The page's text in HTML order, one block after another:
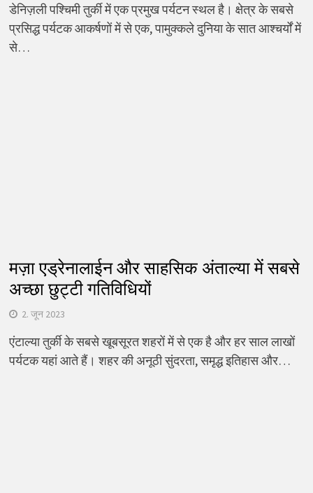
डेनिज़ली पश्चिमी तुर्की में एक प्रमुख पर्यटन स्थल है। क्षेत्र के सबसे
प्रसिद्ध पर्यटक आकर्षणों में से एक, पामुक्कले दुनिया के सात आश्चर्यों में
से…
मज़ा एड्रेनालाईन और साहसिक अंताल्या में सबसे
अच्छा छुट्टी गतिविधियों
2. जून 2023
एंटाल्या तुर्की के सबसे खूबसूरत शहरों में से एक है और हर साल लाखों
पर्यटक यहां आते हैं। शहर की अनूठी सुंदरता, समृद्ध इतिहास और…